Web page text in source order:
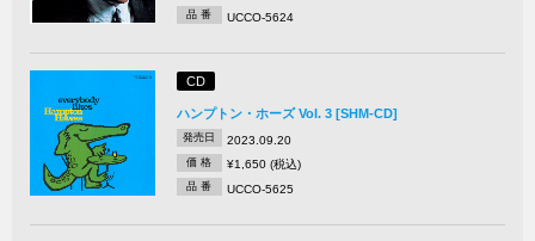
品 番 UCCO-5624
CD
ハンプトン・ホーズ Vol. 3 [SHM-CD]
発売日 2023.09.20
価 格 ¥1,650 (税込)
品 番 UCCO-5625